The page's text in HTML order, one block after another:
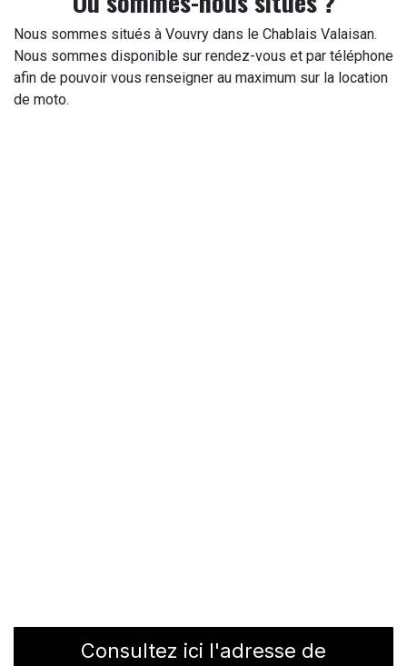
Nous sommes situés à Vouvry dans le Chablais Valaisan.
Nous sommes disponible sur rendez-vous et par téléphone
afin de pouvoir vous renseigner au maximum sur la location
de moto.
Consultez ici l'adresse de